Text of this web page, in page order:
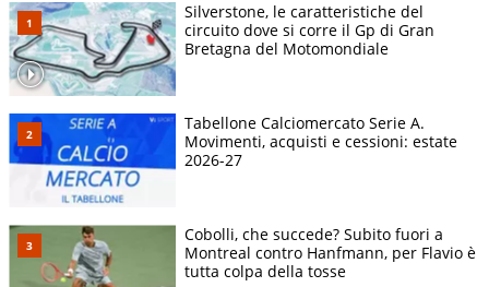
Silverstone, le caratteristiche del
circuito dove si corre il Gp di Gran
Bretagna del Motomondiale
Tabellone Calciomercato Serie A.
Movimenti, acquisti e cessioni: estate
2026-27
Cobolli, che succede? Subito fuori a
Montreal contro Hanfmann, per Flavio è
tutta colpa della tosse